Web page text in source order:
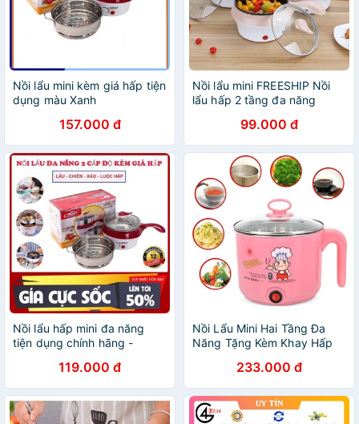
Nồi lẩu mini kèm giá hấp tiện
dụng màu Xanh
157.000 đ
Nồi lẩu mini FREESHIP Nồi
lẩu hấp 2 tầng đa năng
xửng hấp99.000 đ
Nồi lẩu hấp mini đa năng
tiện dụng chính hãng -
119.000 đ
Nồi Lẩu Mini Hai Tầng Đa
Năng Tặng Kèm Khay Hấp
233.000 đ